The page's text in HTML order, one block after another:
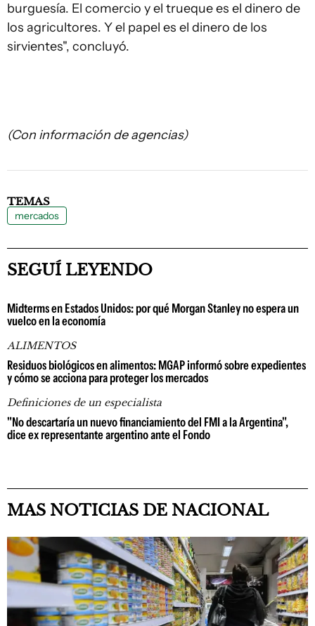
burguesía. El comercio y el trueque es el dinero de
los agricultores. Y el papel es el dinero de los
sirvientes", concluyó.
(Con información de agencias)
TEMAS
mercados
SEGUÍ LEYENDO
Midterms en Estados Unidos: por qué Morgan Stanley no espera un
vuelco en la economía
ALIMENTOS
Residuos biológicos en alimentos: MGAP informó sobre expedientes
y cómo se acciona para proteger los mercados
Definiciones de un especialista
"No descartaría un nuevo financiamiento del FMI a la Argentina",
dice ex representante argentino ante el Fondo
MAS NOTICIAS DE NACIONAL